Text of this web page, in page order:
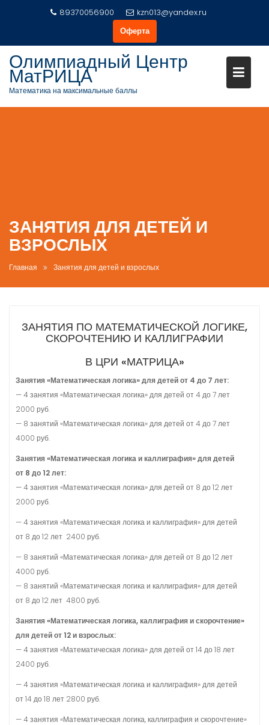
89370056900
kzn013@yandex.ru
Оферта
Олимпиадный Центр
МатРИЦА
Математика на максимальные баллы
ЗАНЯТИЯ ДЛЯ ДЕТЕЙ И
ВЗРОСЛЫХ
Главная Занятия для детей и взрослых
ЗАНЯТИЯ ПО МАТЕМАТИЧЕСКОЙ ЛОГИКЕ,
СКОРОЧТЕНИЮ И КАЛЛИГРАФИИ
В ЦРИ «МАТРИЦА»
Занятия «Математическая логика» для детей от 4 до 7 лет:
— 4 занятия «Математическая логика» для детей от 4 до 7 лет
2000 руб.
— 8 занятий «Математическая логика» для детей от 4 до 7 лет
4000 руб.
Занятия «Математическая логика и каллиграфия» для детей
от 8 до 12 лет:
— 4 занятия «Математическая логика» для детей от 8 до 12 лет
2000 руб.
— 4 занятия «Математическая логика и каллиграфия» для детей
от 8 до 12 лет 2400 руб.
— 8 занятий «Математическая логика» для детей от 8 до 12 лет
4000 руб.
— 8 занятий «Математическая логика и каллиграфия» для детей
от 8 до 12 лет 4800 руб.
Занятия «Математическая логика, каллиграфия и скорочтение»
для детей от 12 и взрослых:
— 4 занятия «Математическая логика» для детей от 14 до 18 лет
2400 руб.
— 4 занятия «Математическая логика и каллиграфия» для детей
от 14 до 18 лет 2800 руб.
— 4 занятия «Математическая логика, каллиграфия и скорочтение»